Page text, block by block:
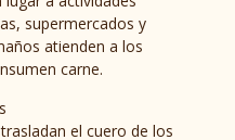
supermercados y
atienden a los
carne.
el cuero de los